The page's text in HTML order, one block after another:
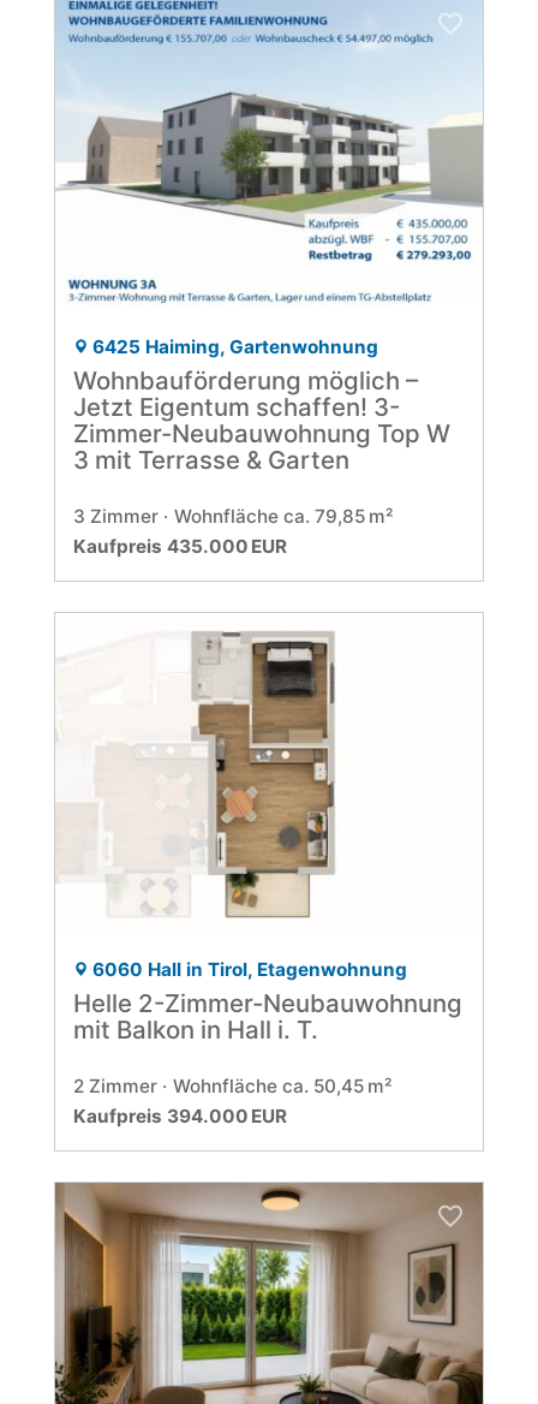
6425 Haiming, Gartenwohnung
Wohnbauförderung möglich –
Jetzt Eigentum schaffen! 3-
Zimmer-Neubauwohnung Top W
3 mit Terrasse & Garten
3 Zimmer
Wohnfläche ca. 79,85 m²
Kaufpreis 435.000 EUR
6060 Hall in Tirol, Etagenwohnung
Helle 2-Zimmer-Neubauwohnung
mit Balkon in Hall i. T.
2 Zimmer
Wohnfläche ca. 50,45 m²
Kaufpreis 394.000 EUR